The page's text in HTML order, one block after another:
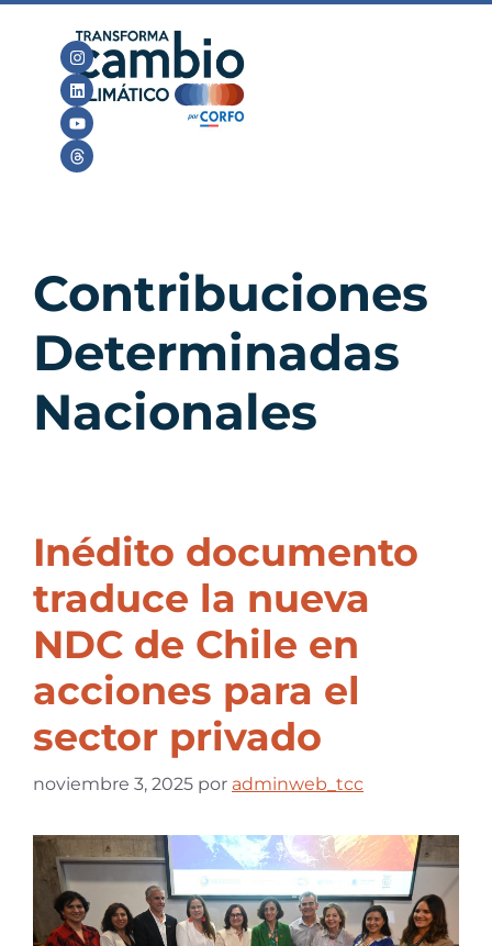
Contribuciones
Determinadas
Nacionales
Inédito documento
traduce la nueva
NDC de Chile en
acciones para el
sector privado
noviembre 3, 2025 por adminweb_tcc